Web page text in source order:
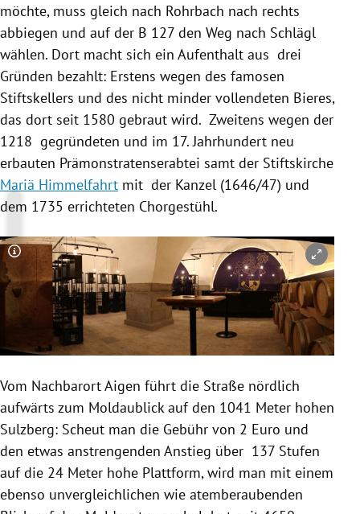
möchte, muss gleich nach Rohrbach nach rechts
abbiegen und auf der B 127 den Weg nach Schlägl
wählen. Dort macht sich ein Aufenthalt aus drei
Gründen bezahlt: Erstens wegen des famosen
Stiftskellers und des nicht minder vollendeten Bieres,
das dort seit 1580 gebraut wird. Zweitens wegen der
1218 gegründeten und im 17. Jahrhundert neu
erbauten Prämonstratenserabtei samt der Stiftskirche
Mariä Himmelfahrt mit der Kanzel (1646/47) und
dem 1735 errichteten Chorgestühl.
Copyright-Hinweis öffnen/schließen
Vom Nachbarort Aigen führt die Straße nördlich
aufwärts zum Moldaublick auf den 1041 Meter hohen
Sulzberg: Scheut man die Gebühr von 2 Euro und
den etwas anstrengenden Anstieg über 137 Stufen
auf die 24 Meter hohe Plattform, wird man mit einem
ebenso unvergleichlichen wie atemberaubenden